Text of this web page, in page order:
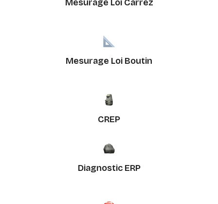
Mesurage Loi Carrez
Mesurage Loi Boutin
CREP
Diagnostic ERP